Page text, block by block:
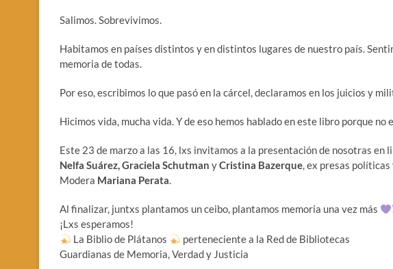
Salimos. Sobrevivimos.
Habitamos en países distintos y en distintos lugares de nuestro país.
memoria de todas.
Por eso, escribimos lo que pasó en la cárcel, declaramos en los juicios y
Hicimos vida, mucha vida. Y de eso hemos hablado en este libro porque no
Este 23 de marzo a las 16, lxs invitamos a la presentación de nosotras en
Nelfa Suárez, Graciela Schutman yCristina Bazerque, ex presas
Modera Mariana Perata.
Al finalizar, juntxs plantamos un ceibo, plantamos memoria una vez más
¡Lxs esperamos!
La Biblio de Plátanos
perteneciente a la Red de Bibliotecas
Guardianas de Memoria, Verdad y Justicia